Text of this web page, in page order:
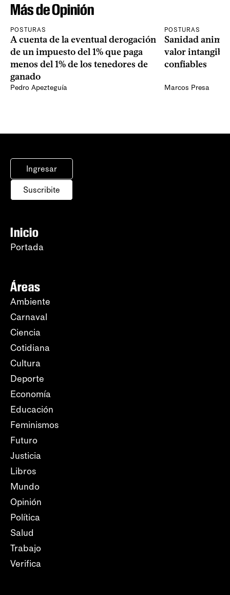
Más de Opinión
POSTURAS
A cuenta de la eventual derogación
de un impuesto del 1% que paga
menos del 1% de los tenedores de
ganado
Pedro Apezteguía
POSTURAS
Sanidad
valor
confiables
Marcos Presa
Ingresar
Suscribite
Inicio
Portada
Áreas
Ambiente
Carnaval
Ciencia
Cotidiana
Cultura
Deporte
Economía
Educación
Feminismos
Futuro
Justicia
Libros
Mundo
Opinión
Política
Salud
Trabajo
Verifica